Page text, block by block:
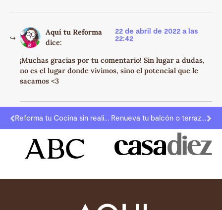
Aquí tu Reforma
dice:
22 de abril de 2022 a las
22:42
¡Muchas gracias por tu comentario! Sin lugar a dudas,
no es el lugar donde vivimos, sino el potencial que le
sacamos <3
Reforma tu Cocina sin realizar grandes obras Renueva tu balcón o terraza antes del verano